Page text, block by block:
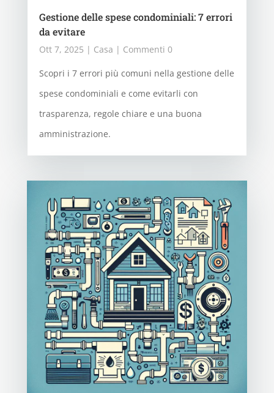
Gestione delle spese condominiali: 7 errori
da evitare
Ott 7, 2025 | Casa | Commenti 0
Scopri i 7 errori più comuni nella gestione delle
spese condominiali e come evitarli con
trasparenza, regole chiare e una buona
amministrazione.